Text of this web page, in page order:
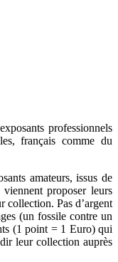
professionnels
français comme du
amateurs, issus de
proposer leurs
collection. Pas d’argent
(un fossile contre un
(1 point = 1 Euro) qui
leur collection auprès